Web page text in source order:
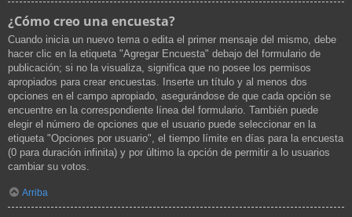
¿Cómo creo una encuesta?
Cuando inicia un nuevo tema o edita el primer mensaje del mismo, debe
hacer clic en la etiqueta "Agregar Encuesta" debajo del formulario de
publicación; si no la visualiza, significa que no posee los permisos
apropiados para crear encuestas. Inserte un título y al menos dos
opciones en el campo apropiado, asegurándose de que cada opción se
encuentre en la correspondiente línea del formulario. También puede
elegir el número de opciones que el usuario puede seleccionar en la
etiqueta "Opciones por usuario", el tiempo límite en días para la encuesta
(0 para duración infinita) y por último la opción de permitir a lo usuarios
cambiar su votos.
Arriba